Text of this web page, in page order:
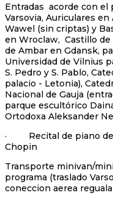
Entradas acorde con el
Varsovia, Auriculares
Wawel (sin criptas) y
en Wroclaw, Castillo de
de Ambar en Gdansk,
Universidad de Vilnius
S. Pedro y S. Pablo,
palacio - Letonia),
Nacional de Gauja
parque escultórico
Ortodoxa Aleksander
· Recital de piano de
Chopin
Transporte minivan/
programa (traslado
coneccion aerea